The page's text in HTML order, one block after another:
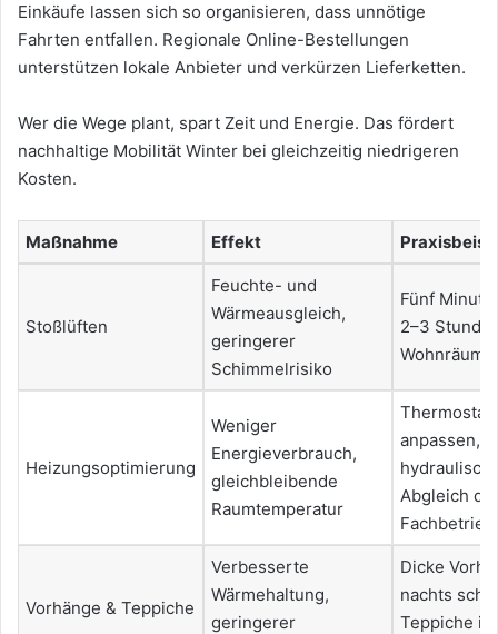
Einkäufe lassen sich so organisieren, dass unnötige
Fahrten entfallen. Regionale Online-Bestellungen
unterstützen lokale Anbieter und verkürzen Lieferketten.
Wer die Wege plant, spart Zeit und Energie. Das fördert
nachhaltige Mobilität Winter bei gleichzeitig niedrigeren
Kosten.
Maßnahme Effekt
Stoßlüften
Feuchte- und
Wärmeausgleich,
geringerer
Schimmelrisiko
Fünf
2–3
Heizungsoptimierung
Weniger
Energieverbrauch,
gleichbleibende
Raumtemperatur
Thermostat
anpassen,
Abgleich
Fachbetrieb
Vorhänge & Teppiche
Verbesserte
Wärmehaltung,
geringerer
Dicke
nachts
Teppiche in